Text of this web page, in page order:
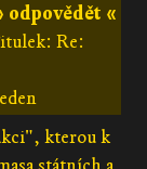
odpovědět «
Re:
kterou k